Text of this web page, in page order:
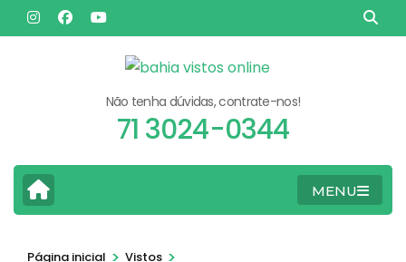
Pular
para
Não tenha dúvidas, contrate-nos!
71 3024-0344
MENU
Página inicial > Vistos >